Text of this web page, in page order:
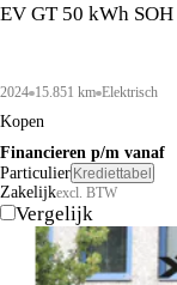
EV GT 50 kWh
2024 15.851 km Elektrisch
Kopen
Financieren p/m vanaf
Particulier Krediettabel
Zakelijkexcl. BTW
Vergelijk